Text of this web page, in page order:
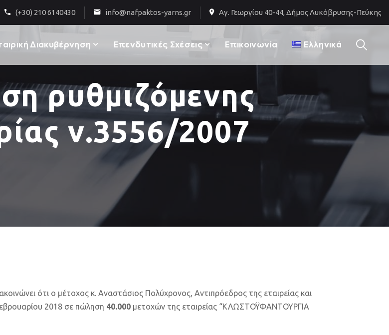
(+30) 210 6140430 info@nafpaktos-yarns.gr Αγ. Γεωργίου 40-44, Δήμος Λυκόβρυσης-Πεύκης
Διακυβέρνηση Επενδυτικές Σχέσεις Επικοινωνία Ελληνικά
ρυθμιζόμενης
ν.3556/2007
ότι ο μέτοχος κ. Αναστάσιος Πολύχρονος, Αντιπρόεδρος της εταιρείας και
2018 σε πώληση 40.000 μετοχών της εταιρείας “ΚΛΩΣΤΟΫΦΑΝΤΟΥΡΓΙΑ